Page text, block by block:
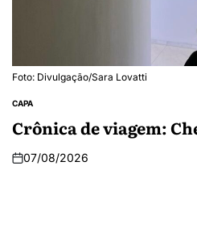
Foto: Divulgação/Sara Lovatti
CAPA
Crônica de viagem:
07/08/2026